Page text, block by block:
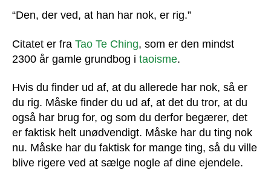
“Den, der ved, at han har nok, er rig.”
Citatet er fra Tao Te Ching, som er den mindst
2300 år gamle grundbog i taoisme.
Hvis du finder ud af, at du allerede har nok, så er
du rig. Måske finder du ud af, at det du tror, at du
også har brug for, og som du derfor begærer, det
er faktisk helt unødvendigt. Måske har du ting nok
nu. Måske har du faktisk for mange ting, så du ville
blive rigere ved at sælge nogle af dine ejendele.